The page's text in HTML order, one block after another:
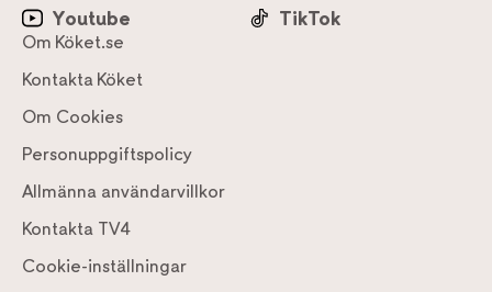
Youtube
TikTok
Om Köket.se
Kontakta Köket
Om Cookies
Personuppgiftspolicy
Allmänna användarvillkor
Kontakta TV4
Cookie-inställningar